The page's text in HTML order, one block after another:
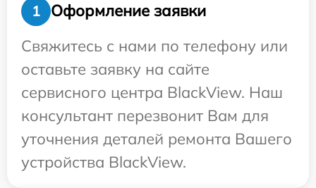
1
Оформление заявки
Свяжитесь с нами по телефону или
оставьте заявку на сайте
сервисного центра BlackView. Наш
консультант перезвонит Вам для
уточнения деталей ремонта Вашего
устройства BlackView.